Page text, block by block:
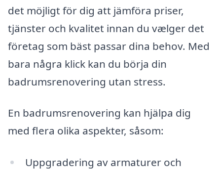
det möjligt för dig att jämföra priser,
tjänster och kvalitet innan du vælger det
företag som bäst passar dina behov. Med
bara några klick kan du börja din
badrumsrenovering utan stress.
En badrumsrenovering kan hjälpa dig
med flera olika aspekter, såsom:
Uppgradering av armaturer och